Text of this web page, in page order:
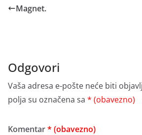
Magnet.
Odgovori
Vaša adresa e-pošte neće biti
polja su označena sa * (obavezno)
Komentar* (obavezno)